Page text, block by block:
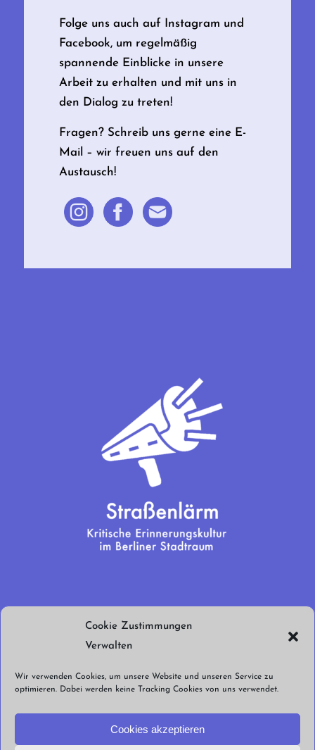
Cookie Zustimmungen
Verwalten
Wir verwenden Cookies, um unsere Website und unseren Service zu
optimieren. Dabei werden keine Tracking Cookies von uns verwendet.
Cookies akzeptieren
Folge uns auch auf Instagram und
Facebook, um regelmäßig
spannende Einblicke in unsere
Arbeit zu erhalten und mit uns in
den Dialog zu treten!
Fragen? Schreib uns gerne eine E-
Mail – wir freuen uns auf den
Austausch!
Wir brauchen
euren Support!
Jetzt spenden!